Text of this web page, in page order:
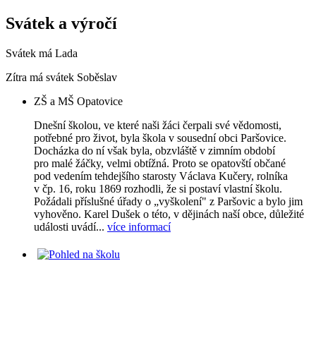
Svátek a výročí
Svátek má Lada
Zítra má svátek Soběslav
ZŠ a MŠ Opatovice
Dnešní školou, ve které naši žáci čerpali své vědomosti,
potřebné pro život, byla škola v sousední obci Paršovice.
Docházka do ní však byla, obzvláště v zimním období
pro malé žáčky, velmi obtížná. Proto se opatovští občané
pod vedením tehdejšího starosty Václava Kučery, rolníka
v čp. 16, roku 1869 rozhodli, že si postaví vlastní školu.
Požádali příslušné úřady o „vyškolení" z Paršovic a bylo jim
vyhověno. Karel Dušek o této, v dějinách naší obce, důležité
události uvádí... více informací